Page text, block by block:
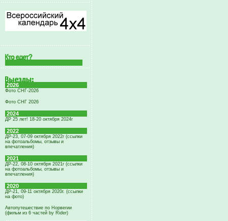
2026
Фото СНГ-2026
Фото СНГ 2026
2024
ДР 25 лет! 18-20 октября 2024г
2022
ДР-23, 07-09 октября 2022г (ссылки
на фотоальбомы, отзывы и
впечатления)
2021
ДР-22, 08-10 октября 2021г (ссылки
на фотоальбомы, отзывы и
впечатления)
2020
ДР-21, 09-11 октября 2020г. (ссылки
на фото)
Автопутешествие по Норвегии
(фильм из 6 частей by Rider)